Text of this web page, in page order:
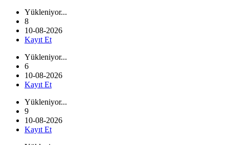
Yükleniyor...
8
10-08-2026
Kayıt Et
Yükleniyor...
6
10-08-2026
Kayıt Et
Yükleniyor...
9
10-08-2026
Kayıt Et